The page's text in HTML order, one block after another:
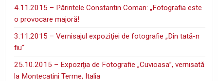
4.11.2015 – Părintele Constantin Coman: „Fotografia este
o provocare majoră!
3.11.2015 – Vernisajul expoziţiei de fotografie „Din tată-n
fiu“
25.10.2015 – Expoziţia de Fotografie „Cuvioasa”, vernisată
la Montecatini Terme, Italia